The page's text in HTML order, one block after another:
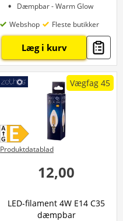
Dæmpbar - Warm Glow
Webshop Fleste butikker
Læg i kurv
Vægfag 45
12,00
LED-filament 4W E14 C35
dæmpbar
Produktdatablad